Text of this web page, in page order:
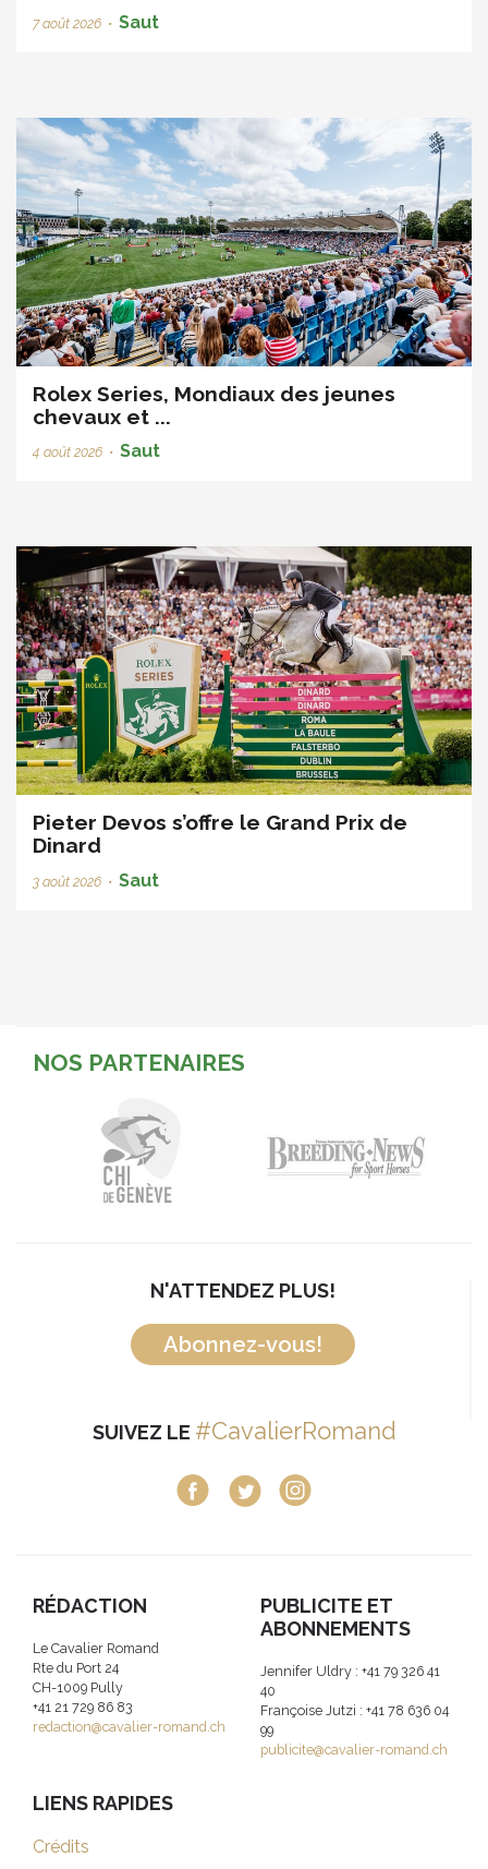
7 août 2026 • Saut
Rolex Series, Mondiaux des jeunes
chevaux et ...
4 août 2026 • Saut
Pieter Devos s’offre le Grand Prix de
Dinard
3 août 2026 • Saut
NOS PARTENAIRES
N'ATTENDEZ PLUS!
Abonnez-vous!
SUIVEZ LE #CavalierRomand
RÉDACTION
Le Cavalier Romand
Rte du Port 24
CH-1009 Pully
+41 21 729 86 83
redaction@cavalier-romand.ch
PUBLICITE ET
ABONNEMENTS
Jennifer Uldry : +41 79 326 41
40
Françoise Jutzi : +41 78 636 04
99
publicite@cavalier-romand.ch
LIENS RAPIDES
Crédits